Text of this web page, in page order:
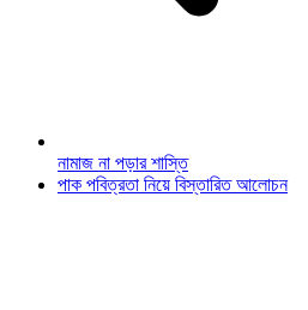
নামাজ না পড়ার শাস্তি
পাক পবিত্রতা নিয়ে বিস্তারিত আলোচন